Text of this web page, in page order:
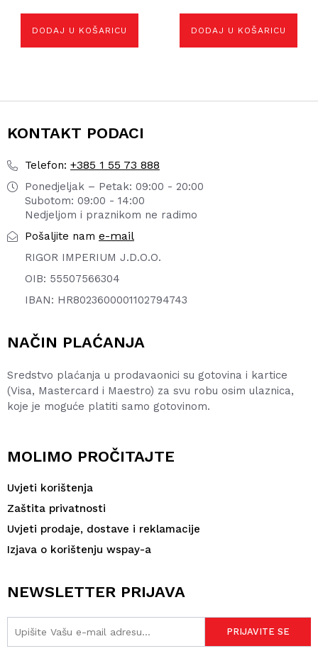
DODAJ U KOŠARICU DODAJ U KOŠARICU
KONTAKT PODACI
Telefon: +385 1 55 73 888
Ponedjeljak – Petak: 09:00 - 20:00
Subotom: 09:00 - 14:00
Nedjeljom i praznikom ne radimo
Pošaljite nam e-mail
RIGOR IMPERIUM J.D.O.O.
OIB: 55507566304
IBAN: HR8023600001102794743
NAČIN PLAĆANJA
Sredstvo plaćanja u prodavaonici su gotovina i kartice
(Visa, Mastercard i Maestro) za svu robu osim ulaznica,
koje je moguće platiti samo gotovinom.
MOLIMO PROČITAJTE
Uvjeti korištenja
Zaštita privatnosti
Uvjeti prodaje, dostave i reklamacije
Izjava o korištenju wspay-a
NEWSLETTER PRIJAVA